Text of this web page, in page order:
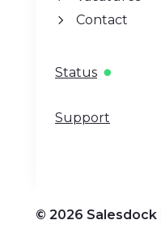
Contact
Status
Support
© 2026 Salesdock |